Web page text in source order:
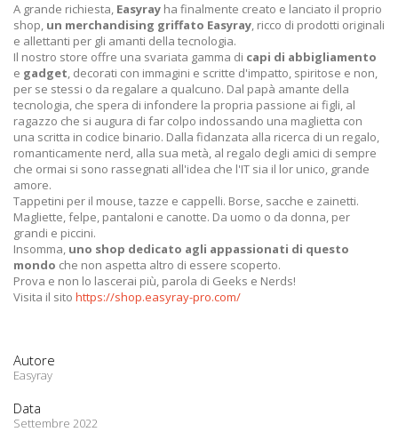
A grande richiesta, Easyray ha finalmente creato e lanciato il proprio
shop, un merchandising griffato Easyray, ricco di prodotti originali
e allettanti per gli amanti della tecnologia.
Il nostro store offre una svariata gamma di capi di abbigliamento
e gadget, decorati con immagini e scritte d'impatto, spiritose e non,
per se stessi o da regalare a qualcuno. Dal papà amante della
tecnologia, che spera di infondere la propria passione ai figli, al
ragazzo che si augura di far colpo indossando una maglietta con
una scritta in codice binario. Dalla fidanzata alla ricerca di un regalo,
romanticamente nerd, alla sua metà, al regalo degli amici di sempre
che ormai si sono rassegnati all'idea che l'IT sia il lor unico, grande
amore.
Tappetini per il mouse, tazze e cappelli. Borse, sacche e zainetti.
Magliette, felpe, pantaloni e canotte. Da uomo o da donna, per
grandi e piccini.
Insomma, uno shop dedicato agli appassionati di questo
mondo che non aspetta altro di essere scoperto.
Prova e non lo lascerai più, parola di Geeks e Nerds!
Visita il sito https://shop.easyray-pro.com/
Autore
Easyray
Data
Settembre 2022